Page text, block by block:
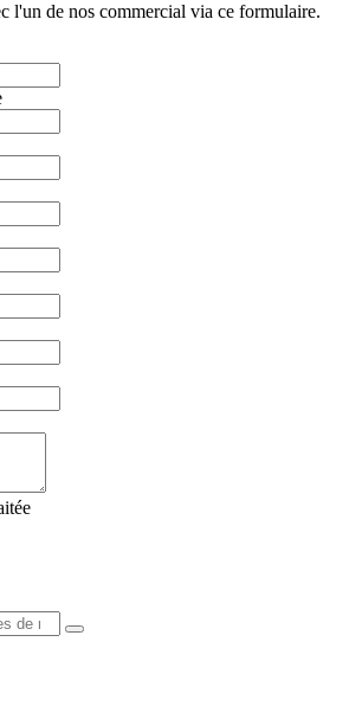
l'un de nos commercial via ce formulaire.